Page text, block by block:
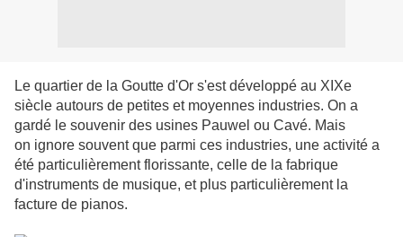
Le quartier de la Goutte d'Or s'est développé au XIXe
siècle autours de petites et moyennes industries. On a
gardé le souvenir des usines Pauwel ou Cavé. Mais
on ignore souvent que parmi ces industries, une activité a
été particulièrement florissante, celle de la fabrique
d'instruments de musique, et plus particulièrement la
facture de pianos.